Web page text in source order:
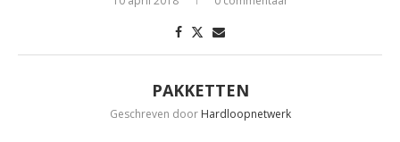
PAKKETTEN
Geschreven door Hardloopnetwerk